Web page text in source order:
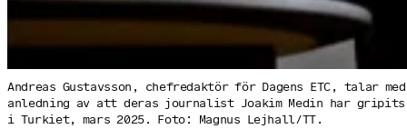
Andreas Gustavsson, chefredaktör för Dagens ETC, talar med
anledning av att deras journalist Joakim Medin har gripits
i Turkiet, mars 2025. Foto: Magnus Lejhall/TT.